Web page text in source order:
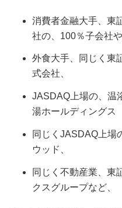
消費者金融大手、東
社の、100％子会社や
外食大手、同じく東
式会社、
JASDAQ上場の、温
湯ホールディングス
同じくJASDAQ上場
ウッド、
同じく不動産業、東
クスグループなど、